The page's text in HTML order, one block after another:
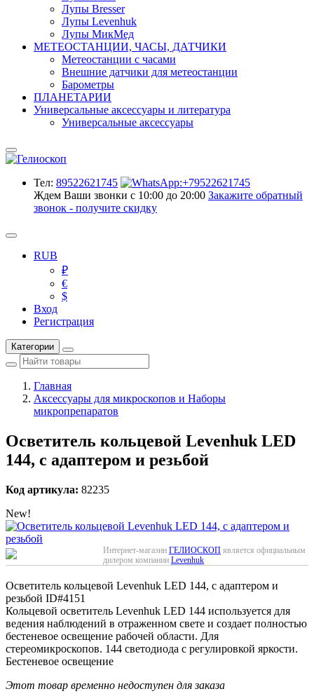
Лупы Bresser
Лупы Levenhuk
Лупы МикМед
МЕТЕОСТАНЦИИ, ЧАСЫ, ДАТЧИКИ
Метеостанции с часами
Внешние датчики для метеостанции
Барометры
ПЛАНЕТАРИИ
Универсальные аксессуары и литература
Универсальные аксессуары
Тел: 89522621745
Ждем Ваши звонки с 10:00 до 20:00 Закажите обратный
звонок - получите скидку
RUB
₽
€
$
Вход
Регистрация
Категории
Главная
Аксессуары для микроскопов и Наборы
микропрепаратов
Осветитель кольцевой Levenhuk LED
144, с адаптером и резьбой
Код артикула: 82235
New!
Интернет-магазин ГЕЛИОСКОП является официальным
дилером компании Levenhuk
Осветитель кольцевой Levenhuk LED 144, с адаптером и
резьбой ID#4151
Кольцевой осветитель Levenhuk LED 144 используется для
ведения наблюдений в отраженном свете и создает полностью
бестеневое освещение рабочей области. Для
стереомикроскопов. 144 светодиода с регулировкой яркости.
Бестеневое освещение
Этот товар временно недоступен для заказа